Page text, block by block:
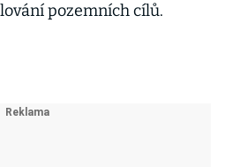
pozemních cílů.